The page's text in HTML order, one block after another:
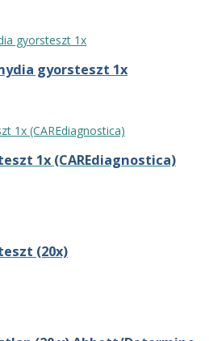
gyorsteszt 1x
1x (CAREdiagnostica)
(20x)